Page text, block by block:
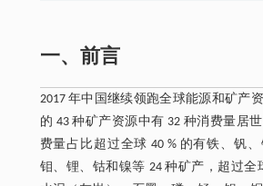
一、前言
2017 年中国继续领跑全球能源和矿产
的 43 种矿产资源中有 32 种消费量居
费量占比超过全球 40 % 的有铁、钒、
钼、锂、钴和镍等 24 种矿产，超过全